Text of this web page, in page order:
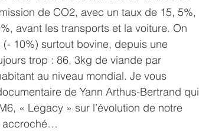
de CO2, avec un taux de 15, 5%,
avant les transports et la voiture. On
10%) surtout bovine, depuis une
trop : 86, 3kg de viande par
au niveau mondial. Je vous
de Yann Arthus-Bertrand qui
« Legacy » sur l’évolution de notre
accroché…